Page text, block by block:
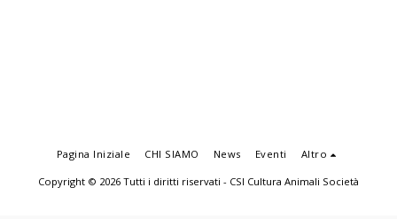
Pagina Iniziale CHI SIAMO News Eventi Altro
Copyright © 2026 Tutti i diritti riservati - CSI Cultura Animali Società